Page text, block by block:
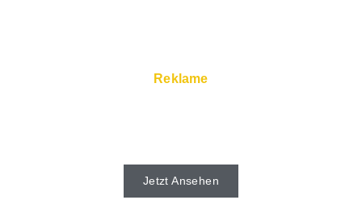
Reklame
Jetzt Ansehen